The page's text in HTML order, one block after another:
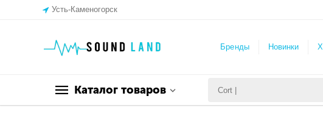
Усть-Каменогорск
Бренды Новинки
Каталог товаров